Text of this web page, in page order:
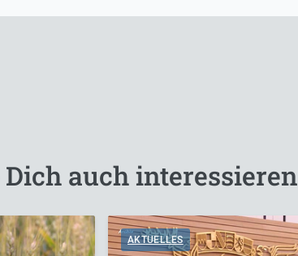
auch interessieren
AKTUELLES